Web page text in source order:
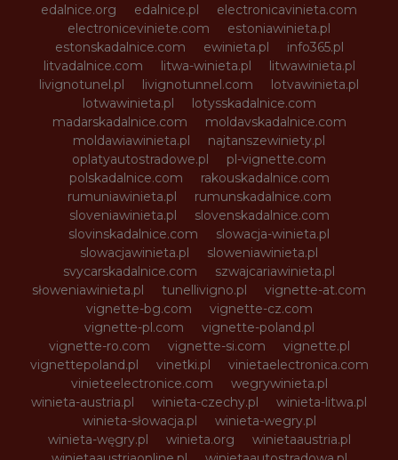
edalnice.org
edalnice.pl
electronicavinieta.com
electroniceviniete.com
estoniawinieta.pl
estonskadalnice.com
ewinieta.pl
info365.pl
litvadalnice.com
litwa-winieta.pl
litwawinieta.pl
livignotunel.pl
livignotunnel.com
lotvawinieta.pl
lotwawinieta.pl
lotysskadalnice.com
madarskadalnice.com
moldavskadalnice.com
moldawiawinieta.pl
najtanszewiniety.pl
oplatyautostradowe.pl
pl-vignette.com
polskadalnice.com
rakouskadalnice.com
rumuniawinieta.pl
rumunskadalnice.com
sloveniawinieta.pl
slovenskadalnice.com
slovinskadalnice.com
slowacja-winieta.pl
slowacjawinieta.pl
sloweniawinieta.pl
svycarskadalnice.com
szwajcariawinieta.pl
słoweniawinieta.pl
tunellivigno.pl
vignette-at.com
vignette-bg.com
vignette-cz.com
vignette-pl.com
vignette-poland.pl
vignette-ro.com
vignette-si.com
vignette.pl
vignettepoland.pl
vinetki.pl
vinietaelectronica.com
vinieteelectronice.com
wegrywinieta.pl
winieta-austria.pl
winieta-czechy.pl
winieta-litwa.pl
winieta-słowacja.pl
winieta-wegry.pl
winieta-węgry.pl
winieta.org
winietaaustria.pl